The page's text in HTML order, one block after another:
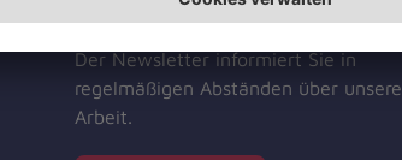
Jetzt abonnieren
Der Newsletter informiert Sie in
regelmäßigen Abständen über unsere
Arbeit.